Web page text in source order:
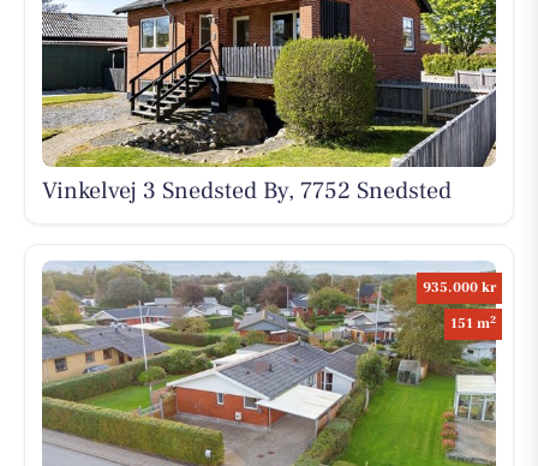
Vinkelvej 3 Snedsted By, 7752 Snedsted
935.000 kr
151 m2